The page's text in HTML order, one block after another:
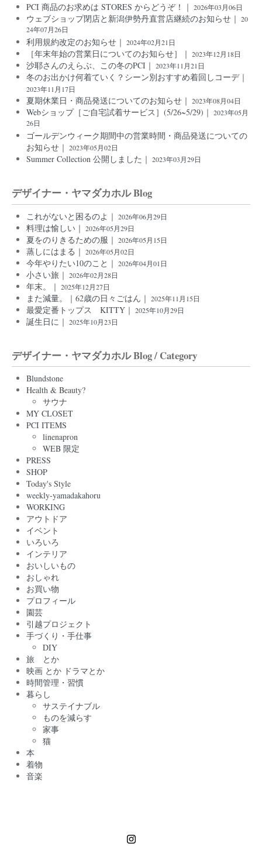
PCI 商品のお求めは STORES からどうぞ！｜ 2026年03月06日
ウェブショップ閉店と新潟伊勢丹直営店継続のお知らせ｜ 20
24年07月26日
利用規約改定のお知らせ｜ 2024年02月21日
［年末年始の営業日についてのお知らせ］｜ 2023年12月18日
沙耶さんのえらぶ、この冬のPCI｜ 2023年11月21日
冬のお出かけ何着ていく？シーン別おすすめ着回しコーデ｜
2023年11月17日
夏期休業日・商品発送についてのお知らせ｜ 2023年08月04日
Webショップ［ご自宅試着サービス］(5/26~5/29)｜ 2023年05月
26日
ゴールデンウィーク期間中の営業時間・商品発送についての
お知らせ｜ 2023年05月02日
Summer Collection 公開しました｜ 2023年03月29日
デザイナー・ヤマダカホル Blog
これがないと困るのよ｜ 2026年06月29日
料理は愉しい｜ 2026年05月29日
夏をのりきるための服｜ 2026年05月15日
蒸しにはまる｜ 2026年05月02日
今年やりたい10のこと｜ 2026年04月01日
小さい旅｜ 2026年02月28日
年末。｜ 2025年12月27日
また減量。｜62歳の日々ごはん｜ 2025年11月15日
最愛定番トップス KITTY｜ 2025年10月29日
誕生日に｜ 2025年10月23日
デザイナー・ヤマダカホル Blog / Category
Blundstone
Health & Beauty?
サウナ
MY CLOSET
PCI ITEMS
linenapron
WEB 限定
PRESS
SHOP
Today's Style
weekly-yamadakahoru
WORKING
アウトドア
イベント
いろいろ
インテリア
おいしいもの
おしゃれ
お買い物
プロフィール
園芸
引越プロジェクト
手づくり・手仕事
DIY
旅 とか
映画 とか ドラマとか
時間管理・習慣
暮らし
サステイナブル
ものを減らす
家事
猫
本
着物
音楽